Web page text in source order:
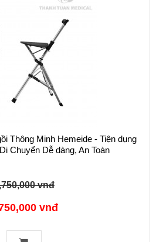
Thông Minh Hemeide - Tiện dụng
Chuyển Dễ dàng, An Toàn
vnđ
vnđ